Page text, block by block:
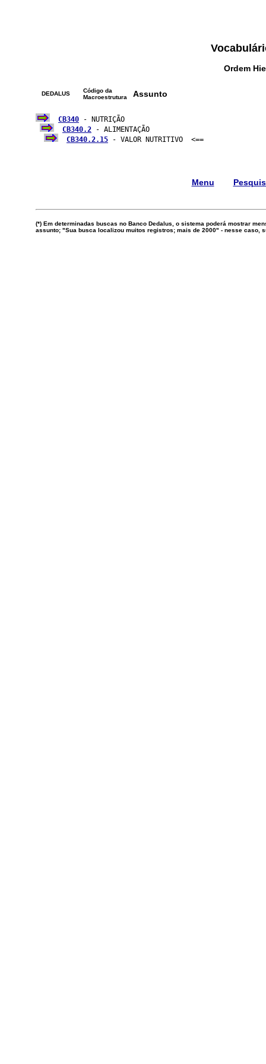
Ordem
DEDALUS
Código da
Macroestrutura
Assunto
CB340 - NUTRIÇÃO
CB340.2 - ALIMENTAÇÃO
CB340.2.15 - VALOR NUTRITIVO  <==
Menu
(*) Em determinadas buscas no Banco Dedalus, o sistema poderá mostrar
assunto; "Sua busca localizou muitos registros; mais de 2000" - nesse caso,